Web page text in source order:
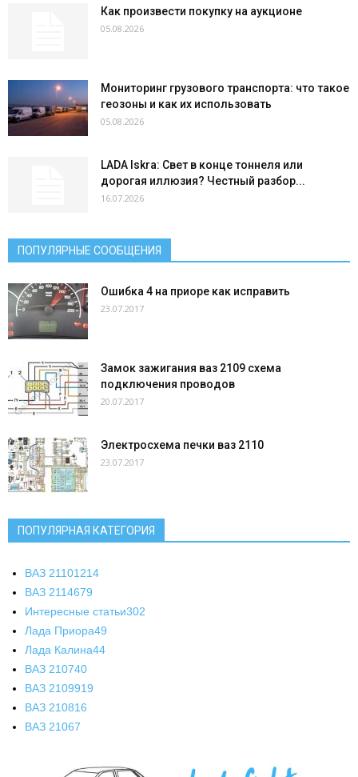
Как произвести покупку на аукционе
05.08.2026
Мониторинг грузового транспорта: что такое
геозоны и как их использовать
05.08.2026
LADA Iskra: Свет в конце тоннеля или
дорогая иллюзия? Честный разбор...
16.07.2026
ПОПУЛЯРНЫЕ СООБЩЕНИЯ
Ошибка 4 на приоре как исправить
23.07.2017
Замок зажигания ваз 2109 схема
подключения проводов
20.07.2017
Электросхема печки ваз 2110
23.07.2017
ПОПУЛЯРНАЯ КАТЕГОРИЯ
ВАЗ 21101214
ВАЗ 2114679
Интересные статьи302
Лада Приора49
Лада Калина44
ВАЗ 210740
ВАЗ 2109919
ВАЗ 210816
ВАЗ 21067